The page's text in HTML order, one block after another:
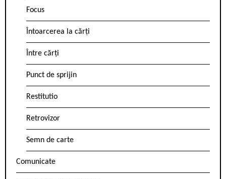
Focus
Întoarcerea la cărți
Între cărți
Punct de sprijin
Restitutio
Retrovizor
Semn de carte
Comunicate